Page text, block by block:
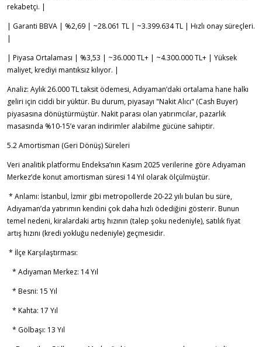
rekabetçi. |
| Garanti BBVA | %2,69 | ~28.061 TL | ~3.399.634 TL | Hızlı onay süreçleri.
|
| Piyasa Ortalaması | %3,53 | ~36.000 TL+ | ~4.300.000 TL+ | Yüksek
maliyet, krediyi mantıksız kılıyor. |
Analiz: Aylık 26.000 TL taksit ödemesi, Adıyaman’daki ortalama hane halkı
geliri için ciddi bir yüktür. Bu durum, piyasayı "Nakit Alıcı" (Cash Buyer)
piyasasına dönüştürmüştür. Nakit parası olan yatırımcılar, pazarlık
masasında %10-15’e varan indirimler alabilme gücüne sahiptir.
5.2 Amortisman (Geri Dönüş) Süreleri
Veri analitik platformu Endeksa’nın Kasım 2025 verilerine göre Adıyaman
Merkez’de konut amortisman süresi 14 Yıl olarak ölçülmüştür.
* Anlamı: İstanbul, İzmir gibi metropollerde 20-22 yılı bulan bu süre,
Adıyaman’da yatırımın kendini çok daha hızlı ödediğini gösterir. Bunun
temel nedeni, kiralardaki artış hızının (talep şoku nedeniyle), satılık fiyat
artış hızını (kredi yokluğu nedeniyle) geçmesidir.
* İlçe Karşılaştırması:
* Adıyaman Merkez: 14 Yıl
* Besni: 15 Yıl
* Kahta: 17 Yıl
* Gölbaşı: 13 Yıl